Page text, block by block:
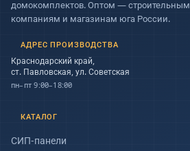
домокомплектов. Оптом — строительным
компаниям и магазинам юга России.
АДРЕС ПРОИЗВОДСТВА
Краснодарский край,
ст. Павловская, ул. Советская
пн–пт 9:00–18:00
КАТАЛОГ
СИП-панели